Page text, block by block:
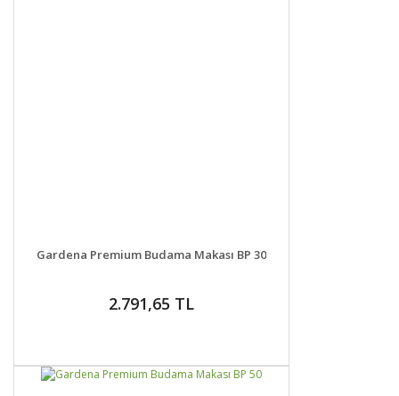
DETAYLAR
Gardena Premium Budama Makası BP 30
2.791,65 TL